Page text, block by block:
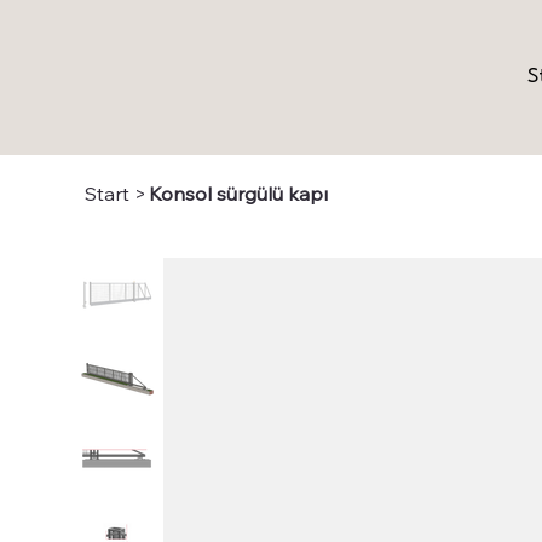
Start > Konsol sürgülü kapı